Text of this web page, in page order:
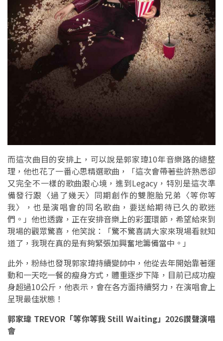
而這次曲目的安排上，可以說是郭家瑋10年音樂路的總整
理，他也花了一番心思精選歌曲，「這次會帶著些許熟悉卻
又完全不一樣的歌曲跟心境，進到Legacy，特別是這次準
備發行跟〈過了幾天〉同期創作的雙胞胎兄弟〈等你等
我〉，也是演唱會的同名歌曲，要送給期待已久的歌迷
們。」他也透露，正在安排音樂上的彩蛋環節，希望給來到
現場的觀眾驚喜，他笑說：「驚不驚喜請大家來現場看就知
道了，我現在真的是有夠緊張加興奮地籌備當中。」
此外，粉絲也發現郭家瑋持續變帥中，他從去年開始靠著運
動和一天吃一餐的瘦身方式，體重逐步下降，目前已成功瘦
身超過10公斤，他表示，會在各方面持續努力，在演唱會上
呈現最佳狀態！
郭家瑋 TREVOR「等你等我 Still Waiting」2026讚聲演唱
會